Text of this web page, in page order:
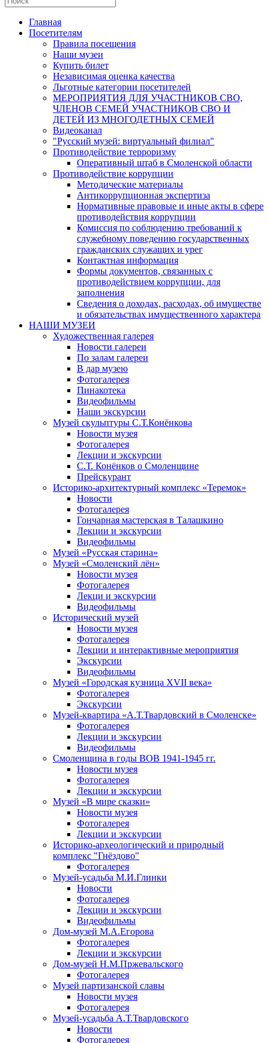
Главная
Посетителям
Правила посещения
Наши музеи
Купить билет
Независимая оценка качества
Льготные категории посетителей
МЕРОПРИЯТИЯ ДЛЯ УЧАСТНИКОВ СВО,
ЧЛЕНОВ СЕМЕЙ УЧАСТНИКОВ СВО И
ДЕТЕЙ ИЗ МНОГОДЕТНЫХ СЕМЕЙ
Видеоканал
"Русский музей: виртуальный филиал"
Противодействие терроризму
Оперативный штаб в Смоленской области
Противодействие коррупции
Методические материалы
Антикоррупционная экспертиза
Нормативные правовые и иные акты в сфере
противодействия коррупции
Комиссия по соблюдению требований к
служебному поведению государственных
гражданских служащих и урег
Контактная информация
Формы документов, связанных с
противодействием коррупции, для
заполнения
Сведения о доходах, расходах, об имуществе
и обязательствах имущественного характера
НАШИ МУЗЕИ
Художественная галерея
Новости галереи
По залам галереи
В дар музею
Фотогалерея
Пинакотека
Видеофильмы
Наши экскурсии
Музей скульптуры С.Т.Конёнкова
Новости музея
Фотогалерея
Лекции и экскурсии
С.Т. Конёнков о Смоленщине
Прейскурант
Историко-архитектурный комплекс «Теремок»
Новости
Фотогалерея
Гончарная мастерская в Талашкино
Лекции и экскурсии
Видеофильмы
Музей «Русская старина»
Музей «Смоленский лён»
Новости музея
Фотогалерея
Лекци и экскурсии
Видеофильмы
Исторический музей
Новости музея
Фотогалерея
Лекции и интерактивные мероприятия
Экскурсии
Видеофильмы
Музей «Городская кузница XVII века»
Фотогалерея
Экскурсии
Музей-квартира «А.Т.Твардовский в Смоленске»
Фотогалерея
Лекции и экскурсии
Видеофильмы
Смоленщина в годы ВОВ 1941-1945 гг.
Новости музея
Фотогалерея
Лекции и экскурсии
Музей «В мире сказки»
Новости музея
Фотогалерея
Лекции и экскурсии
Историко-археологический и природный
комплекс "Гнёздово"
Фотогалерея
Музей-усадьба М.И.Глинки
Новости
Фотогалерея
Лекции и экскурсии
Видеофильмы
Дом-музей М.А.Егорова
Фотогалерея
Лекции и экскурсии
Дом-музей Н.М.Пржевальского
Фотогалерея
Музей партизанской славы
Новости музея
Фотогалерея
Музей-усадьба А.Т.Твардовского
Новости
Фотогалерея